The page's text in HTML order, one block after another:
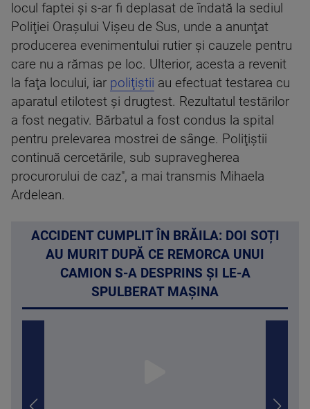
locul faptei şi s-ar fi deplasat de îndată la sediul
Poliţiei Oraşului Vişeu de Sus, unde a anunţat
producerea evenimentului rutier şi cauzele pentru
care nu a rămas pe loc. Ulterior, acesta a revenit
la faţa locului, iar poliţiştii au efectuat testarea cu
aparatul etilotest şi drugtest. Rezultatul testărilor
a fost negativ. Bărbatul a fost condus la spital
pentru prelevarea mostrei de sânge. Poliţiştii
continuă cercetările, sub supravegherea
procurorului de caz", a mai transmis Mihaela
Ardelean.
ACCIDENT CUMPLIT ÎN BRĂILA: DOI SOȚI
AU MURIT DUPĂ CE REMORCA UNUI
CAMION S-A DESPRINS ȘI LE-A
SPULBERAT MAȘINA